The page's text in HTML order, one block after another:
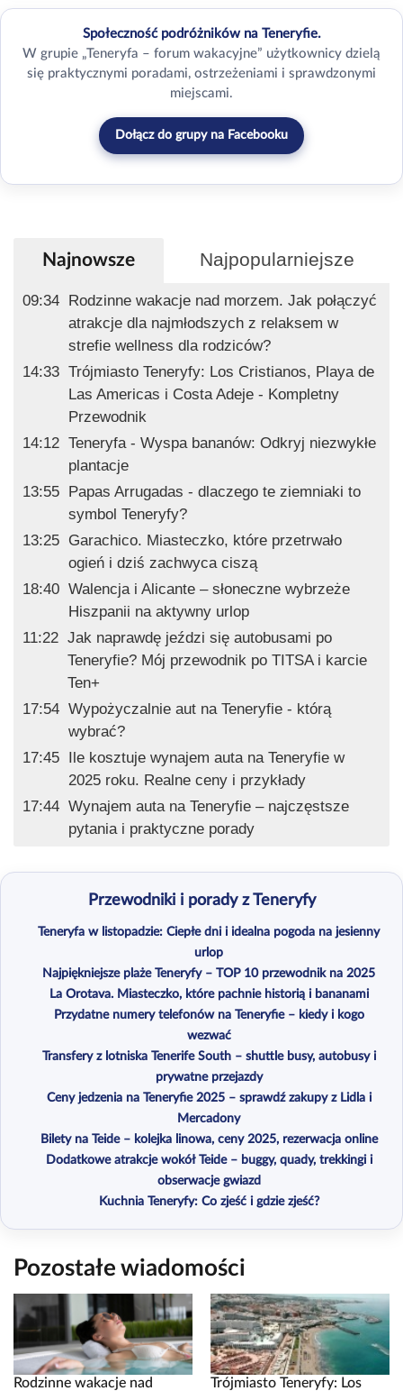
Społeczność podróżników na Teneryfie.
W grupie „Teneryfa – forum wakacyjne” użytkownicy dzielą
się praktycznymi poradami, ostrzeżeniami i sprawdzonymi
miejscami.
Dołącz do grupy na Facebooku
Najnowsze Najpopularniejsze
09:34 Rodzinne wakacje nad morzem. Jak połączyć
atrakcje dla najmłodszych z relaksem w
strefie wellness dla rodziców?
14:33 Trójmiasto Teneryfy: Los Cristianos, Playa de
Las Americas i Costa Adeje - Kompletny
Przewodnik
14:12 Teneryfa - Wyspa bananów: Odkryj niezwykłe
plantacje
13:55 Papas Arrugadas - dlaczego te ziemniaki to
symbol Teneryfy?
13:25 Garachico. Miasteczko, które przetrwało
ogień i dziś zachwyca ciszą
18:40 Walencja i Alicante – słoneczne wybrzeże
Hiszpanii na aktywny urlop
11:22 Jak naprawdę jeździ się autobusami po
Teneryfie? Mój przewodnik po TITSA i karcie
Ten+
17:54 Wypożyczalnie aut na Teneryfie - którą
wybrać?
17:45 Ile kosztuje wynajem auta na Teneryfie w
2025 roku. Realne ceny i przykłady
17:44 Wynajem auta na Teneryfie – najczęstsze
pytania i praktyczne porady
Przewodniki i porady z Teneryfy
Teneryfa w listopadzie: Ciepłe dni i idealna pogoda na jesienny
urlop
Najpiękniejsze plaże Teneryfy – TOP 10 przewodnik na 2025
La Orotava. Miasteczko, które pachnie historią i bananami
Przydatne numery telefonów na Teneryfie – kiedy i kogo
wezwać
Transfery z lotniska Tenerife South – shuttle busy, autobusy i
prywatne przejazdy
Ceny jedzenia na Teneryfie 2025 – sprawdź zakupy z Lidla i
Mercadony
Bilety na Teide – kolejka linowa, ceny 2025, rezerwacja online
Dodatkowe atrakcje wokół Teide – buggy, quady, trekkingi i
obserwacje gwiazd
Kuchnia Teneryfy: Co zjeść i gdzie zjeść?
Pozostałe wiadomości
Rodzinne wakacje nad
Trójmiasto Teneryfy: Los